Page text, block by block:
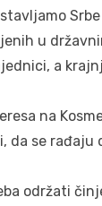
u
a
na
da se rađaju
održati